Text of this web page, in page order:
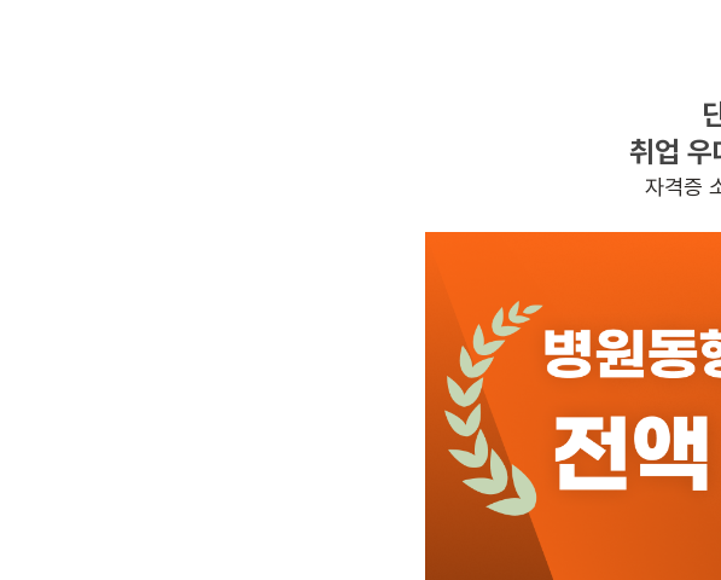
더욱더
취업 우
자격증